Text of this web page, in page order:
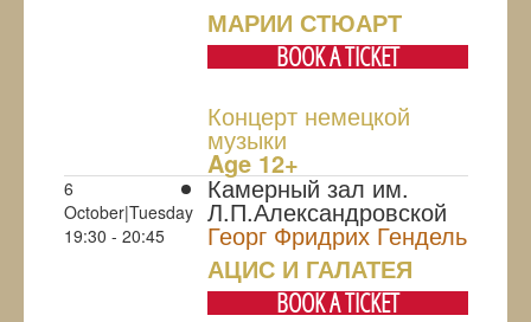
МАРИИ СТЮАРТ
BOOK A TICKET
Концерт немецкой
музыки
Age 12+
6
October|Tuesday
19:30 - 20:45
Камерный зал им.
Л.П.Александровской
Георг Фридрих Гендель
АЦИС И ГАЛАТЕЯ
BOOK A TICKET